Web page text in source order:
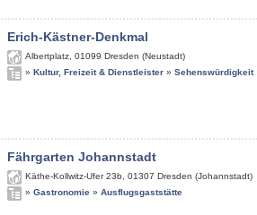
Erich-Kästner-Denkmal
Albertplatz 01099 Dresden (Neustadt)
» Kultur, Freizeit & Dienstleister » Sehenswürdigkeit
Fährgarten Johannstadt
Käthe-Kollwitz-Ufer 23b 01307 Dresden (Johannstadt)
» Gastronomie » Ausflugsgaststätte